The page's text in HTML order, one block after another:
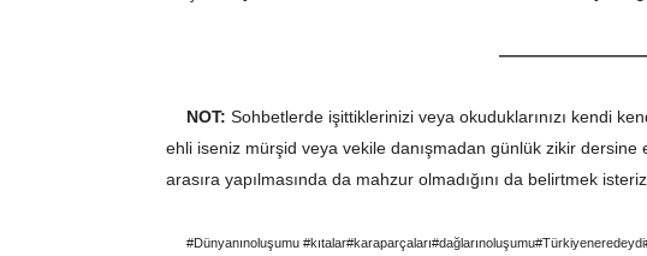
NOT: Sohbetlerde işittiklerinizi veya okuduklarınızı kendi
ehli iseniz mürşid veya vekile danışmadan günlük zikir dersine
arasıra yapılmasında da mahzur olmadığını da belirtmek isteriz.
#Dünyanınoluşumu